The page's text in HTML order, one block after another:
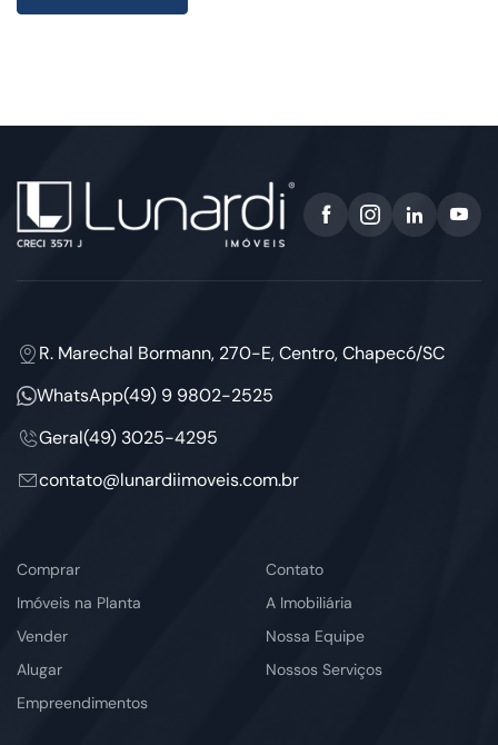
R. Marechal Bormann, 270-E, Centro, Chapecó/SC
WhatsApp(49) 9 9802-2525
Geral(49) 3025-4295
contato@lunardiimoveis.com.br
Comprar
Imóveis na Planta
Vender
Alugar
Empreendimentos
Contato
A Imobiliária
Nossa Equipe
Nossos Serviços